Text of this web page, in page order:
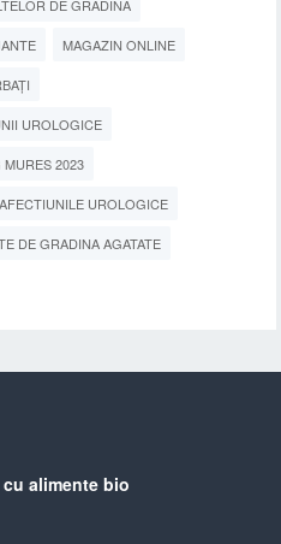
DE GRADINA
MAGAZIN ONLINE
UROLOGICE
2023
UROLOGICE
DE GRADINA AGATATE
alimente bio